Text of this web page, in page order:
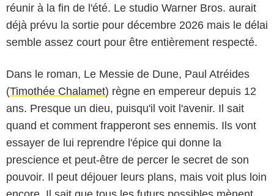
réunir à la fin de l'été. Le studio Warner Bros. aurait
déjà prévu la sortie pour décembre 2026 mais le délai
semble assez court pour être entièrement respecté.
Dans le roman, Le Messie de Dune, Paul Atréides
(Timothée Chalamet) règne en empereur depuis 12
ans. Presque un dieu, puisqu'il voit l'avenir. Il sait
quand et comment frapperont ses ennemis. Ils vont
essayer de lui reprendre l'épice qui donne la
prescience et peut-être de percer le secret de son
pouvoir. Il peut déjouer leurs plans, mais voit plus loin